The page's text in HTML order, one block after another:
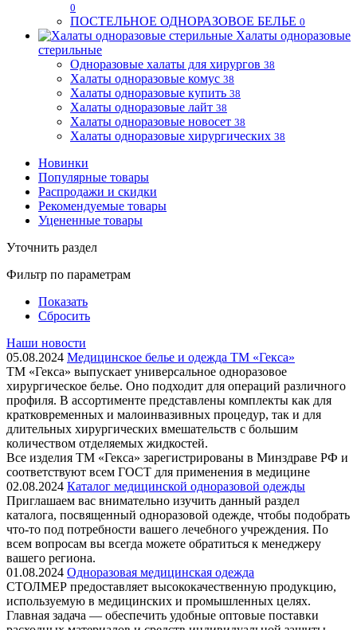
0
ПОСТЕЛЬНОЕ ОДНОРАЗОВОЕ БЕЛЬЕ 0
Халаты одноразовые
стерильные
Одноразовые халаты для хирургов 38
Халаты одноразовые комус 38
Халаты одноразовые купить 38
Халаты одноразовые лайт 38
Халаты одноразовые новосет 38
Халаты одноразовые хирургических 38
Новинки
Популярные товары
Распродажи и скидки
Рекомендуемые товары
Уцененные товары
Уточнить раздел
Фильтр по параметрам
Показать
Сбросить
Наши новости
05.08.2024 Медицинское белье и одежда ТМ «Гекса»
ТМ «Гекса» выпускает универсальное одноразовое
хирургическое белье. Оно подходит для операций различного
профиля. В ассортименте представлены комплекты как для
кратковременных и малоинвазивных процедур, так и для
длительных хирургических вмешательств с большим
количеством отделяемых жидкостей.
Все изделия ТМ «Гекса» зарегистрированы в Минздраве РФ и
соответствуют всем ГОСТ для применения в медицине
02.08.2024 Каталог медицинской одноразовой одежды
Приглашаем вас внимательно изучить данный раздел
каталога, посвященный одноразовой одежде, чтобы подобрать
что-то под потребности вашего лечебного учреждения. По
всем вопросам вы всегда можете обратиться к менеджеру
вашего региона.
01.08.2024 Одноразовая медицинская одежда
СТОЛМЕР предоставляет высококачественную продукцию,
используемую в медицинских и промышленных целях.
Главная задача — обеспечить удобные оптовые поставки